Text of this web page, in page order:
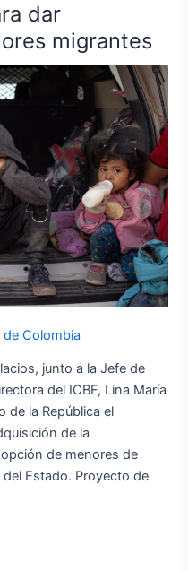
dar
migrantes
de Colombia
junto a la Jefe de
del ICBF, Lina María
de la República el
de la
de menores de
Estado. Proyecto de